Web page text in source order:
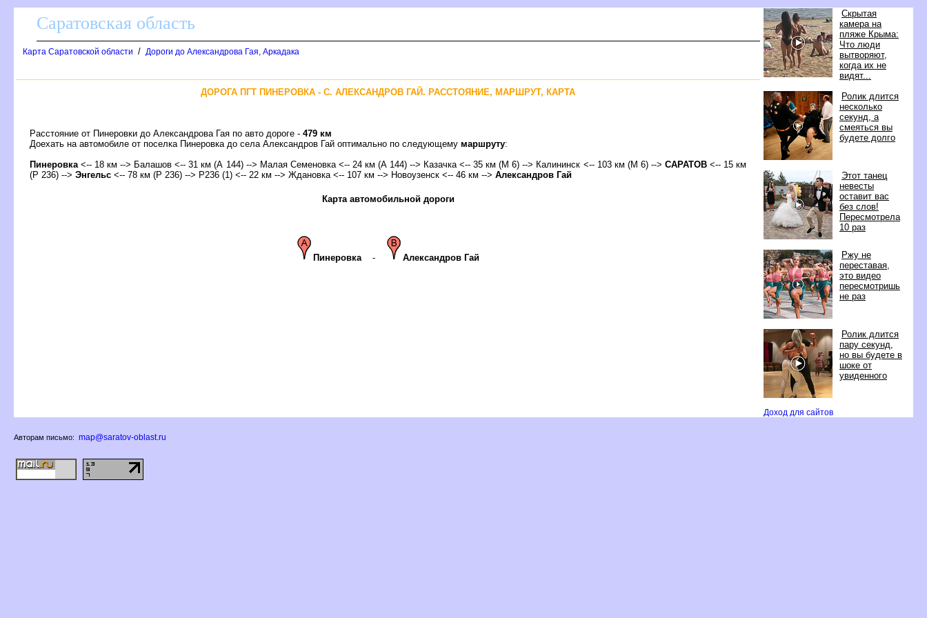
Скрытая
камера на
пляже Крыма:
Что люди
ытворяют,
когда их не
идят...
Ролик длится
несколько
секунд, а
смеяться вы
удете долго
Этот танец
невесты
оставит вас
ез слов!
Пересмотрела
10 раз
Ржу не
переставая,
это видео
пересмотришь
не раз
Ролик длится
пару секунд,
но вы будете
шоке от
увиденного
Доход для сайто
Саратовская область
Карта Саратовской области / Дороги до Александрова Гая, Аркадака
ДОРОГА ПГТ ПИНЕРОВКА - С. АЛЕКСАНДРОВ ГАЙ. РАССТОЯНИЕ, МАРШРУТ, КАРТА
Расстояние от Пинеровки до Александрова Гая по авто дороге - 479 км
Доехать на автомобиле от поселка Пинеровка до села Александров Гай оптимально по следующему маршруту:
Пинеровка <-- 18 км --> Балашо <-- 31 км (А 144) --> Малая Семеновка <-- 24 км (А 144) --> Казачка <-- 35 км (М 6) --> Калининск <-- 103 км (М 6) --> САРАТО<-- 15 км
(Р 236) --> Энгельс <-- 78 км (Р 236) --> Р236 (1) <-- 22 км --> Ждановка <-- 107 км --> Новоузенск <-- 46 км --> Александров Гай
Карта автомобильной дороги
Пинеровка - Александров Гай
Авторам письмо: map@saratov-oblast.ru